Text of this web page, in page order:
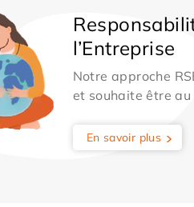
l’Entreprise
Notre approche
et souhaite être
En savoir plus